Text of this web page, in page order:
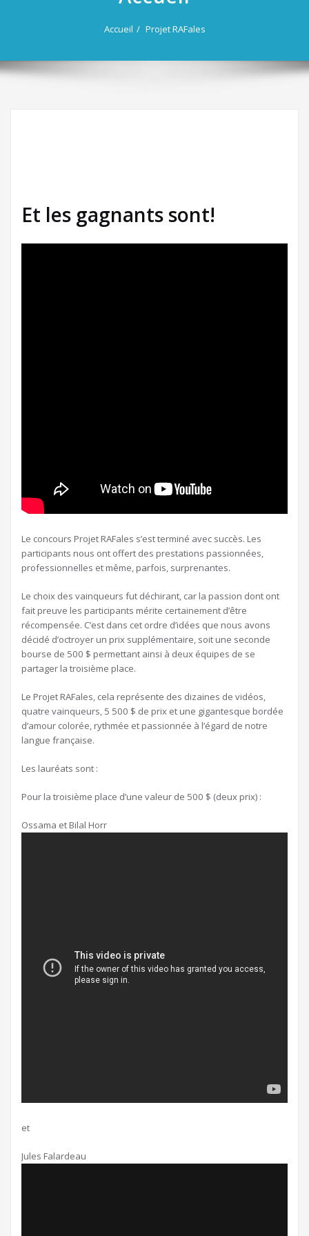
Accueil Projet RAFales
Et les gagnants sont!
Le concours Projet RAFales s’est terminé avec succès. Les
participants nous ont offert des prestations passionnées,
professionnelles et même, parfois, surprenantes.
Le choix des vainqueurs fut déchirant, car la passion dont ont
fait preuve les participants mérite certainement d’être
récompensée. C’est dans cet ordre d’idées que nous avons
décidé d’octroyer un prix supplémentaire, soit une seconde
bourse de 500 $ permettant ainsi à deux équipes de se
partager la troisième place.
Le Projet RAFales, cela représente des dizaines de vidéos,
quatre vainqueurs, 5 500 $ de prix et une gigantesque bordée
d’amour colorée, rythmée et passionnée à l’égard de notre
langue française.
Les lauréats sont :
Pour la troisième place d’une valeur de 500 $ (deux prix) :
Ossama et Bilal Horr
et
Jules Falardeau